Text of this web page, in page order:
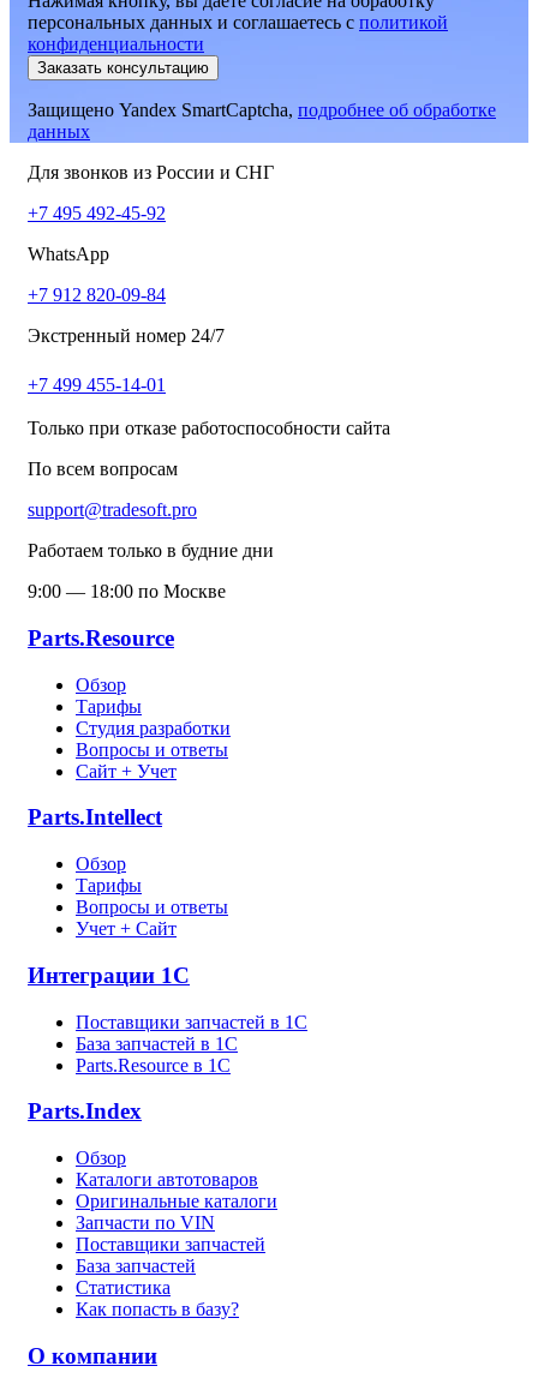
персональных данных и соглашаетесь c политикой
конфиденциальности
Заказать консультацию
Защищено Yandex SmartCaptcha, подробнее об обработке
данных
Для звонков из России и СНГ
+7 495 492-45-92
WhatsApp
+7 912 820-09-84
Экстренный номер 24/7
+7 499 455-14-01
Только при отказе работоспособности сайта
По всем вопросам
support@tradesoft.pro
Работаем только в будние дни
9:00 — 18:00 по Москве
Parts.Resource
Обзор
Тарифы
Студия разработки
Вопросы и ответы
Сайт + Учет
Parts.Intellect
Обзор
Тарифы
Вопросы и ответы
Учет + Сайт
Интеграции 1С
Поставщики запчастей в 1C
База запчастей в 1С
Parts.Resource в 1C
Parts.Index
Обзор
Каталоги автотоваров
Оригинальные каталоги
Запчасти по VIN
Поставщики запчастей
База запчастей
Статистика
Как попасть в базу?
О компании